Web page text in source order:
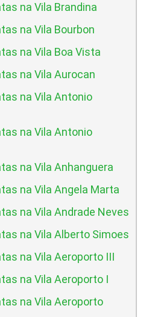
na Vila Brandina
na Vila Bourbon
na Vila Boa Vista
na Vila Aurocan
na Vila Antonio
na Vila Antonio
na Vila Anhanguera
na Vila Angela Marta
na Vila Andrade Neves
na Vila Alberto Simoes
na Vila Aeroporto III
na Vila Aeroporto I
na Vila Aeroporto